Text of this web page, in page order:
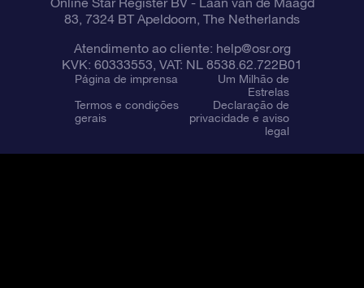
83, 7324 BT Apeldoorn, The Netherlands
Atendimento ao cliente: help@osr.org
KVK: 60333553, VAT: NL 8538.62.722B01
Página de imprensa
Um Milhão de
Estrelas
Termos e condições
gerais
Declaração de
privacidade e aviso
legal